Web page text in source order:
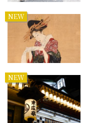
NEW
NEW